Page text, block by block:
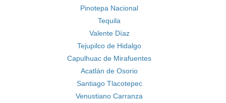
Pinotepa Nacional
Tequila
Valente Díaz
Tejupilco de Hidalgo
Capulhuac de Mirafuentes
Acatlán de Osorio
Santiago Tlacotepec
Venustiano Carranza